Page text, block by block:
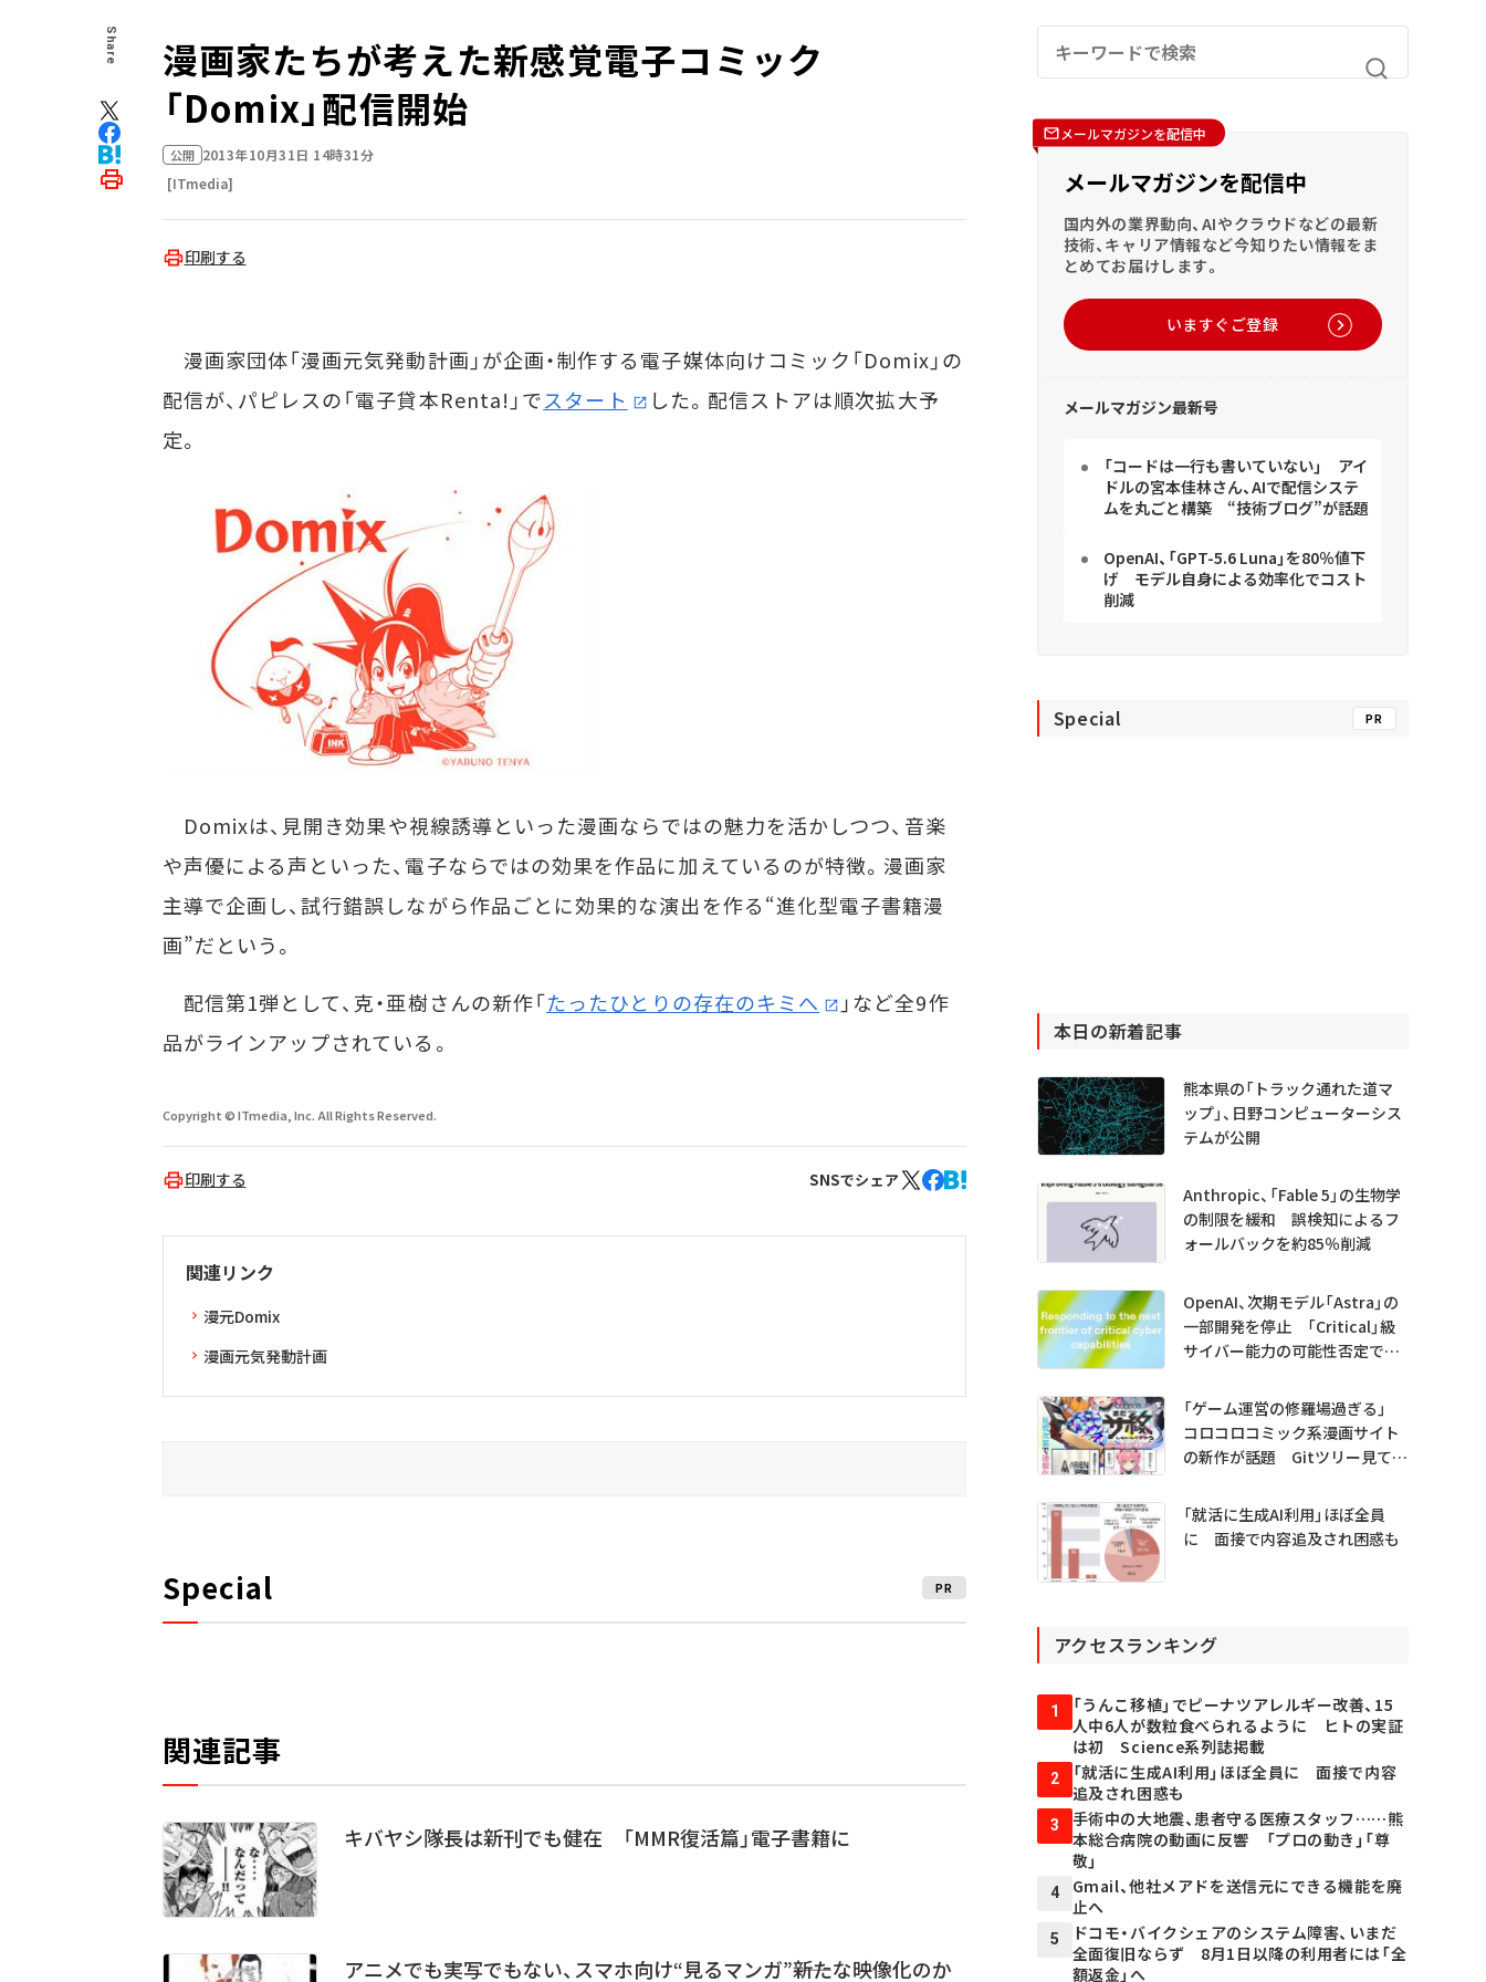
Share
漫画家たちが考えた新感覚電子コミック
「Domix」配信開始
公開 2013年10月31日 14時31分
[ITmedia]
印刷する
漫画家団体「漫画元気発動計画」が企画・制作する電子媒体向けコミック「Domix」の
配信が、パピレスの「電子貸本Renta!」でスタート
した。配信ストアは順次拡大予
定。
Domixは、見開き効果や視線誘導といった漫画ならではの魅力を活かしつつ、音楽
や声優による声といった、電子ならではの効果を作品に加えているのが特徴。漫画家
主導で企画し、試行錯誤しながら作品ごとに効果的な演出を作る“進化型電子書籍漫
画”だという。
配信第1弾として、克・亜樹さんの新作「たったひとりの存在のキミへ
」など全9作
品がラインアップされている。
Copyright © ITmedia, Inc. All Rights Reserved.
印刷する SNSでシェア
関連リンク
漫元Domix
漫画元気発動計画
Special PR
関連記事
キバヤシ隊長は新刊でも健在 「MMR復活篇」電子書籍に
アニメでも実写でもない、スマホ向け“見るマンガ”――新たな映像化のか
メールマガジンを配信中
メールマガジンを配信中
国内外の業界動向、AIやクラウドなどの最新
技術、キャリア情報など今知りたい情報をま
とめてお届けします。
いますぐご登録
メールマガジン最新号
「コードは一行も書いていない」 アイ
ドルの宮本佳林さん、AIで配信システ
ムを丸ごと構築 “技術ブログ”が話題
OpenAI、「GPT-5.6 Luna」を80％値下
げ モデル自身による効率化でコスト
削減
Special PR
本日の新着記事
熊本県の「トラック通れた道マ
ップ」、日野コンピューターシス
テムが公開
Anthropic、「Fable 5」の生物学
の制限を緩和 誤検知によるフ
ォールバックを約85％削減
OpenAI、次期モデル「Astra」の
一部開発を停止 「Critical」級
サイバー能力の可能性否定でき
「ゲーム運営の修羅場過ぎる」
コロコロコミック系漫画サイト
の新作が話題 Gitツリー見てガ
「就活に生成AI利用」ほぼ全員
に 面接で内容追及され困惑も
アクセスランキング
1
「うんこ移植」でピーナツアレルギー改善、15
人中6人が数粒食べられるように ヒトの実証
は初 Science系列誌掲載
2
「就活に生成AI利用」ほぼ全員に 面接で内容
追及され困惑も
3
手術中の大地震、患者守る医療スタッフ……熊
本総合病院の動画に反響 「プロの動き」「尊
敬」
4
Gmail、他社メアドを送信元にできる機能を廃
止へ
5
ドコモ・バイクシェアのシステム障害、いまだ
全面復旧ならず 8月1日以降の利用者には「全
額返金」へ